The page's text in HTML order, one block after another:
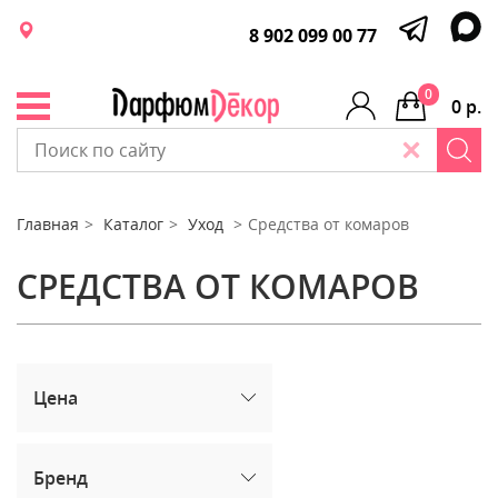
8 902 099 00 77
0 р.
0
Главная Каталог Уход Средства от комаров
СРЕДСТВА ОТ КОМАРОВ
Цена
Бренд